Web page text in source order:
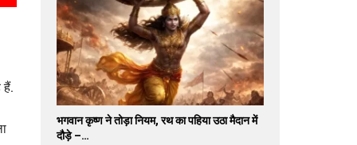
हैं.
भगवान कृष्ण ने तोड़ा नियम, रथ का पहिया उठा मैदान में
दौड़े –…